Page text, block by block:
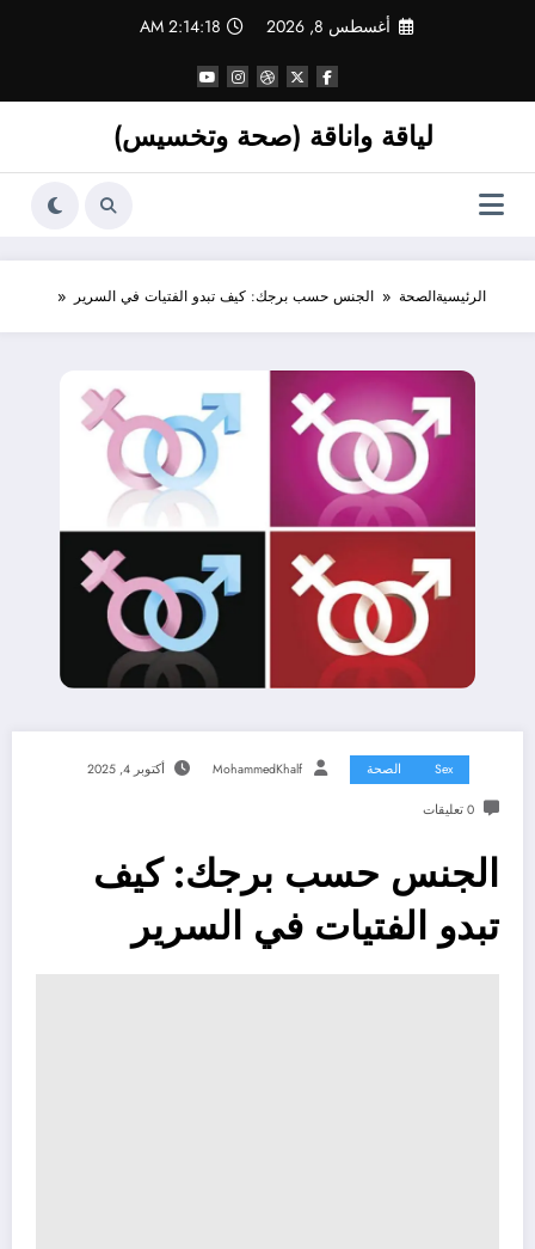
أغسطس 8, 2026 2:14:18 AM
لياقة واناقة (صحة وتخسيس)
الرئيسيةالصحة الجنس حسب برجك: كيف تبدو الفتيات في السرير
Sex الصحة MohammedKhalf أكتوبر 4, 2025
0 تعليقات
الجنس حسب برجك: كيف
تبدو الفتيات في السرير